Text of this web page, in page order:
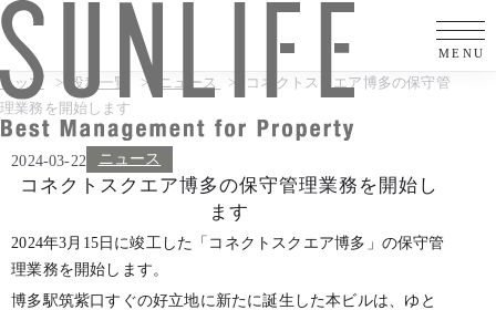
トップ 投稿一覧 ニュース
コネクトスクエア博多の保守管
理業務を開始します
2024-03-22 ニュース
コネクトスクエア博多の保守管理業務を開始し
ます
2024年3月15日に竣工した「コネクトスクエア博多」の保守管
理業務を開始します。
博多駅筑紫口すぐの好立地に新たに誕生した本ビルは、ゆと